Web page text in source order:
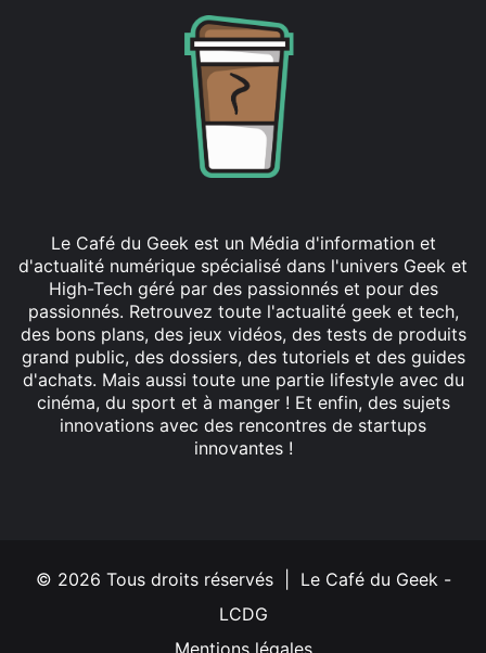
Le Café du Geek est un Média d'information et
d'actualité numérique spécialisé dans l'univers Geek et
High-Tech géré par des passionnés et pour des
passionnés. Retrouvez toute l'actualité geek et tech,
des bons plans, des jeux vidéos, des tests de produits
grand public, des dossiers, des tutoriels et des guides
d'achats. Mais aussi toute une partie lifestyle avec du
cinéma, du sport et à manger ! Et enfin, des sujets
innovations avec des rencontres de startups
innovantes !
© 2026 Tous droits réservés | Le Café du Geek -
LCDG